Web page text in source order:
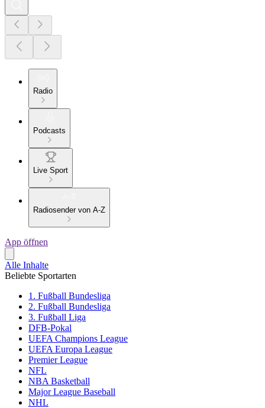
Radio
Podcasts
Live Sport
Radiosender von A-Z
App öffnen
Alle Inhalte
Beliebte Sportarten
1. Fußball Bundesliga
2. Fußball Bundesliga
3. Fußball Liga
DFB-Pokal
UEFA Champions League
UEFA Europa League
Premier League
NFL
NBA Basketball
Major League Baseball
NHL